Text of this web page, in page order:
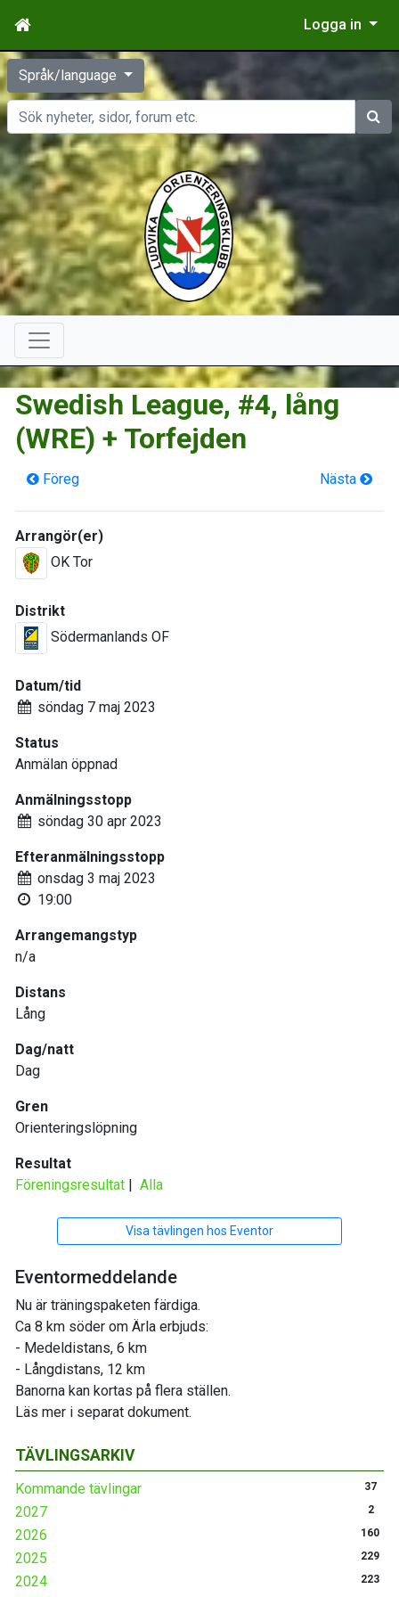
Logga in
Språk/language
Sök
TÄVLINGSARKIV
Kommande tävlingar 37
2027 2
2026 160
2025 229
2024 223
Swedish League, #4, lång
(WRE) + Torfejden
Föreg Nästa
Arrangör(er)
OK Tor
Distrikt
Södermanlands OF
Datum/tid
söndag 7 maj 2023
Status
Anmälan öppnad
Anmälningsstopp
söndag 30 apr 2023
Efteranmälningsstopp
onsdag 3 maj 2023
19:00
Arrangemangstyp
n/a
Distans
Lång
Dag/natt
Dag
Gren
Orienteringslöpning
Resultat
Föreningsresultat | Alla
Visa tävlingen hos Eventor
Eventormeddelande
Nu är träningspaketen färdiga.
Ca 8 km söder om Ärla erbjuds:
- Medeldistans, 6 km
- Långdistans, 12 km
Banorna kan kortas på flera ställen.
Läs mer i separat dokument.